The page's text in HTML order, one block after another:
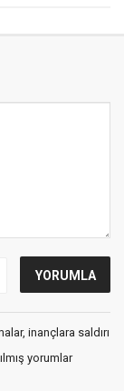
inançlara saldırı
yorumlar